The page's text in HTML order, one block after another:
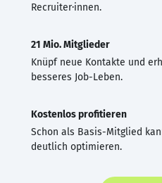
Recruiter·innen.
21 Mio. Mitglieder
Knüpf neue Kontakte und
besseres Job-Leben.
Kostenlos profitieren
Schon als Basis-Mitglied
deutlich optimieren.